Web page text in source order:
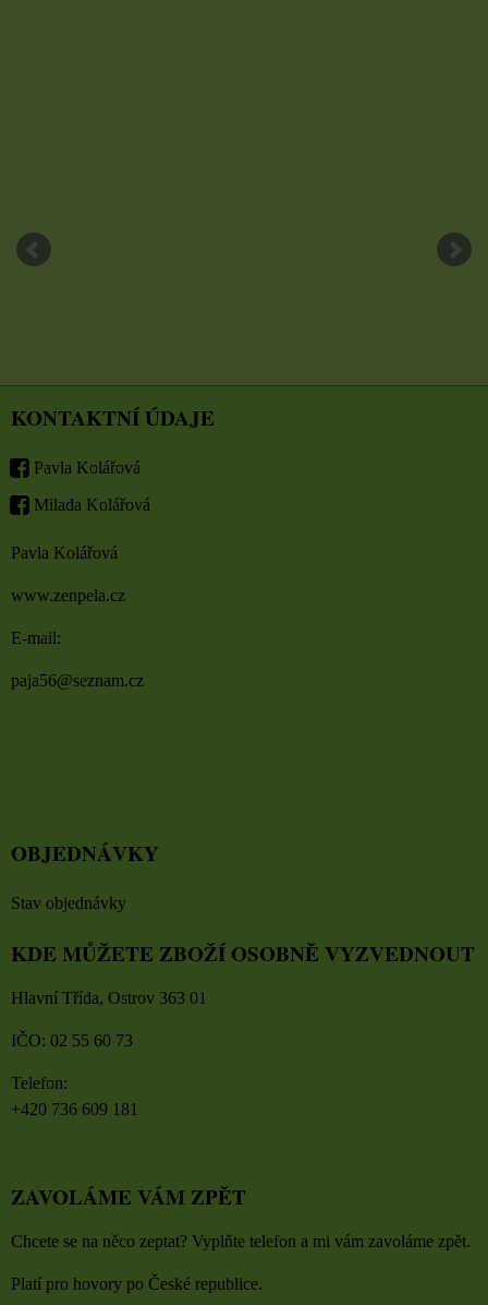
KONTAKTNÍ ÚDAJE
Pavla Kolářová
Milada Kolářová
Pavla Kolářová
www.zenpela.cz
E-mail:
paja56@seznam.cz
OBJEDNÁVKY
Stav objednávky
KDE MŮŽETE ZBOŽÍ OSOBNĚ VYZVEDNOUT
Hlavní Třída, Ostrov 363 01
IČO: 02 55 60 73
Telefon:
+420 736 609 181
ZAVOLÁME VÁM ZPĚT
Chcete se na něco zeptat? Vyplňte telefon a mi vám zavoláme zpět.
Platí pro hovory po České republice.